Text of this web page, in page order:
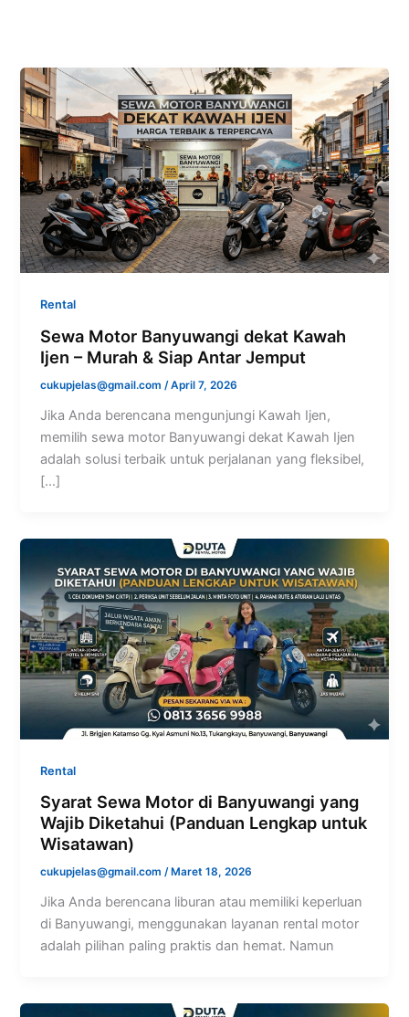
Rental
Sewa Motor Banyuwangi dekat Kawah
Ijen – Murah & Siap Antar Jemput
cukupjelas@gmail.com/April 7, 2026
Jika Anda berencana mengunjungi Kawah Ijen,
memilih sewa motor Banyuwangi dekat Kawah Ijen
adalah solusi terbaik untuk perjalanan yang fleksibel,
[…]
Rental
Syarat Sewa Motor di Banyuwangi yang
Wajib Diketahui (Panduan Lengkap untuk
Wisatawan)
cukupjelas@gmail.com/ Maret 18, 2026
Jika Anda berencana liburan atau memiliki keperluan
di Banyuwangi, menggunakan layanan rental motor
adalah pilihan paling praktis dan hemat. Namun